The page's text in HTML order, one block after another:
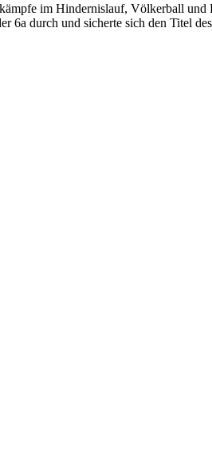
im Hindernislauf, Völkerball
durch und sicherte sich den Titel